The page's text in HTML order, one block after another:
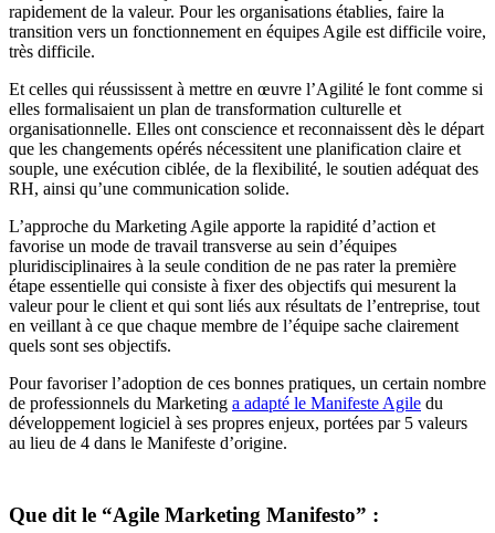
rapidement de la valeur. Pour les organisations établies, faire la
transition vers un fonctionnement en équipes Agile est difficile voire,
très difficile.
Et celles qui réussissent à mettre en œuvre l’Agilité le font comme si
elles formalisaient un plan de transformation culturelle et
organisationnelle. Elles ont conscience et reconnaissent dès le départ
que les changements opérés nécessitent une planification claire et
souple, une exécution ciblée, de la flexibilité, le soutien adéquat des
RH, ainsi qu’une communication solide.
L’approche du Marketing Agile apporte la rapidité d’action et
favorise un mode de travail transverse au sein d’équipes
pluridisciplinaires à la seule condition de ne pas rater la première
étape essentielle qui consiste à fixer des objectifs qui mesurent la
valeur pour le client et qui sont liés aux résultats de l’entreprise, tout
en veillant à ce que chaque membre de l’équipe sache clairement
quels sont ses objectifs.
Pour favoriser l’adoption de ces bonnes pratiques, un certain nombre
de professionnels du Marketing a adapté le Manifeste Agile du
développement logiciel à ses propres enjeux, portées par 5 valeurs
au lieu de 4 dans le Manifeste d’origine.
Que dit le “Agile Marketing Manifesto” :